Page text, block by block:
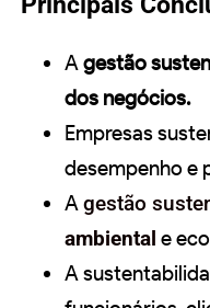
Agestão
dos negócios.
Empresas
desempenho e
Agestão
ambiental e
A